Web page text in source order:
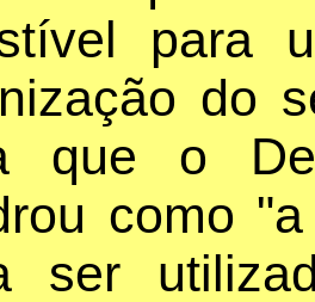
para
do
que o
como
ser